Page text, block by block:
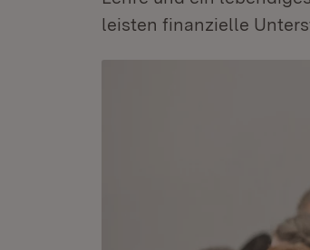
leisten finanzielle